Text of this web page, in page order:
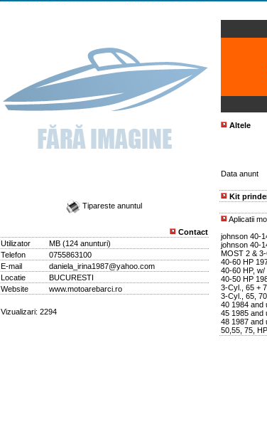
Tipareste anuntul
Contact
Utilizator
MB(124 anunturi)
Telefon
0755863100
E-mail
daniela_irina1987@yahoo.com
Locatie
BUCURESTI
Website
www.motoarebarci.ro
Vizualizari: 2294
Altele
Data anunt
Kit
Aplicatii
johnson 40-
johnson 40-
MOST 2 &
40-60 HP
40-60 HP,
40-50 HP
3-Cyl., 65 +
3-Cyl., 65,
40 1984 and
45 1985 and
48 1987 and
50,55, 75, HP